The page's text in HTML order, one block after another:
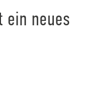
ein neues